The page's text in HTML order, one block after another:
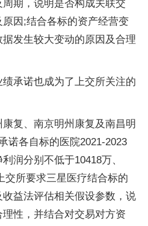
期，说明是否构成关联交
因;结合各标的资产经营变
发生较大变动的原因及合理
承诺也成为了上交所关注的
复、南京明州康复及南昌明
诺各自标的医院2021-2023
润分别不低于10418万、
交所要求三星医疗结合标的
益法评估相关假设参数，说
性，并结合对交易对方资